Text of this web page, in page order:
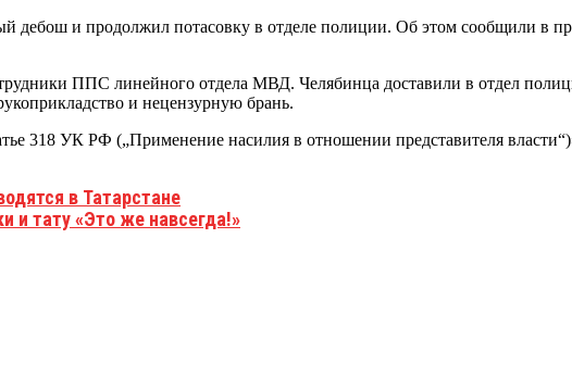
дебош и продолжил потасовку в отделе полиции. Об этом сообщили в
ППС линейного отдела МВД. Челябинца доставили в отдел
и нецензурную брань.
318 УК РФ („Применение насилия в отношении представителя
в Татарстане
и тату «Это же навсегда!»